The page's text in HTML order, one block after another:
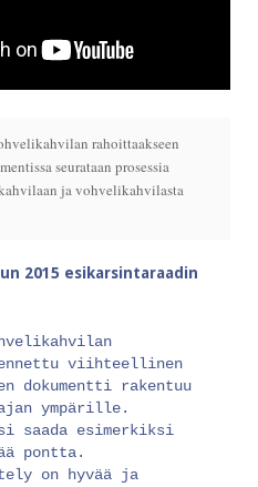
rahoittaakseen
seurataan prosessia
ja vohvelikahvilasta
2015 esikarsintaraadin
viihteellinen
dokumentti rakentuu
ympärille.
saada esimerkiksi
pontta.
on hyvää ja